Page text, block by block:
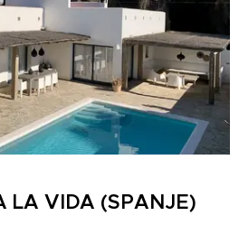
LA VIDA (SPANJE)